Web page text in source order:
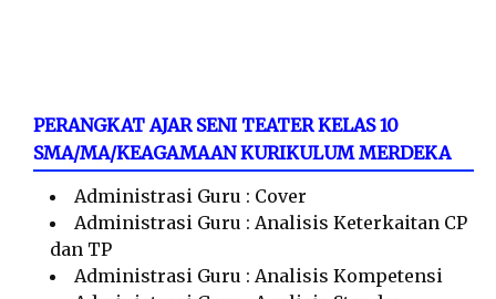
PERANGKAT AJAR SENI TEATER KELAS 10
SMA/MA/KEAGAMAAN KURIKULUM MERDEKA
Administrasi Guru : Cover
Administrasi Guru : Analisis Keterkaitan CP
dan TP
Administrasi Guru : Analisis Kompetensi